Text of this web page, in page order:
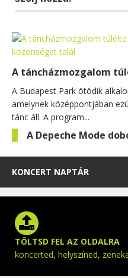
A táncházmozgalom
A Budapest Park ötödik
amelynek középpontjában
tánc áll. A program...
A Depeche Mode
KONCERT NAPTÁR
TÖLTSD FEL AZ OLDALRA
koncerted, helyszíned,